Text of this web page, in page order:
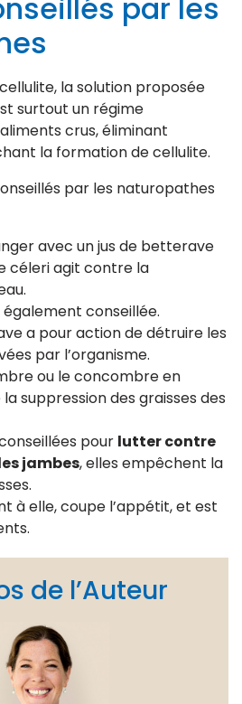
par les
la solution proposée
surtout un régime
crus, éliminant
la formation de cellulite.
par les naturopathes
avec un jus de betterave
céleri agit contre la
conseillée.
a pour action de détruire les
par l’organisme.
ou le concombre en
suppression des graisses des
pour lutter contre
jambes, elles empêchent la
à elle, coupe l’appétit, et est
de l’Auteur